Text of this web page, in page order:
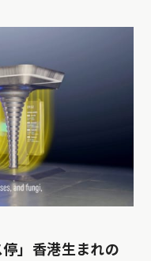
」香港生まれの